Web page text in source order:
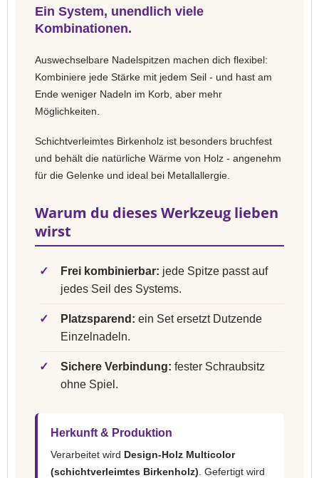
Ein System, unendlich viele
Kombinationen.
Auswechselbare Nadelspitzen machen dich flexibel:
Kombiniere jede Stärke mit jedem Seil - und hast am
Ende weniger Nadeln im Korb, aber mehr
Möglichkeiten.
Schichtverleimtes Birkenholz ist besonders bruchfest
und behält die natürliche Wärme von Holz - angenehm
für die Gelenke und ideal bei Metallallergie.
Warum du dieses Werkzeug lieben
wirst
✓ Frei kombinierbar: jede Spitze passt auf
jedes Seil des Systems.
✓ Platzsparend: ein Set ersetzt Dutzende
Einzelnadeln.
✓ Sichere Verbindung: fester Schraubsitz
ohne Spiel.
Herkunft & Produktion
Verarbeitet wird Design-Holz Multicolor
(schichtverleimtes Birkenholz) . Gefertigt wird